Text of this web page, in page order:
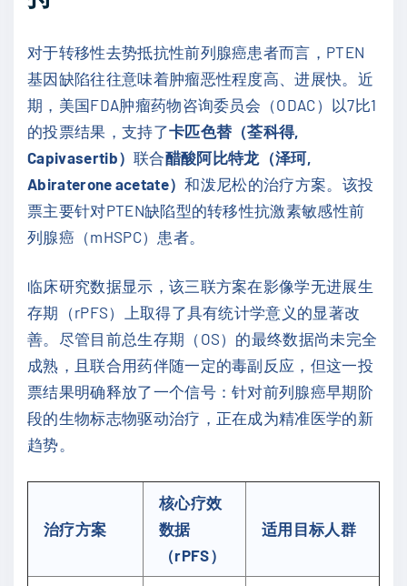
对于转移性去势抵抗性前列腺癌患者而言，PTEN
基因缺陷往往意味着肿瘤恶性程度高、进展快。近
期，美国FDA肿瘤药物咨询委员会（ODAC）以7比1
的投票结果，支持了卡匹色替（荃科得,
Capivasertib）联合醋酸阿比特龙（泽珂,
Abiraterone acetate）和泼尼松的治疗方案。该投
票主要针对PTEN缺陷型的转移性抗激素敏感性前
列腺癌（mHSPC）患者。
临床研究数据显示，该三联方案在影像学无进展生
存期（rPFS）上取得了具有统计学意义的显著改
善。尽管目前总生存期（OS）的最终数据尚未完全
成熟，且联合用药伴随一定的毒副反应，但这一投
票结果明确释放了一个信号：针对前列腺癌早期阶
段的生物标志物驱动治疗，正在成为精准医学的新
趋势。
治疗方案
核心疗效
数据
（rPFS）
适用目标人群